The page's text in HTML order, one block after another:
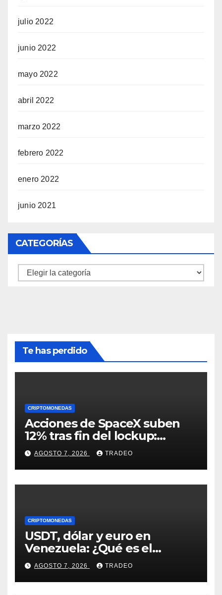
julio 2022
junio 2022
mayo 2022
abril 2022
marzo 2022
febrero 2022
enero 2022
junio 2021
CATEGORÍAS
Categorías
Te has perdido
CRIPTOMONEDAS
Acciones de SpaceX suben
12% tras fin del lockup:
¿Hasta dónde podrían llegar
en agosto?
AGOSTO 7, 2026 TRADEO
CRIPTOMONEDAS
USDT, dólar y euro en
Venezuela: ¿Qué es el
fenómeno “Rockets and
Feathers”?
AGOSTO 7, 2026 TRADEO